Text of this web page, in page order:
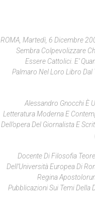
ROMA, Martedì, 6 Dicembre
Sembra Colpevolizzare
Essere Cattolici. E’
Palmaro Nel Loro Libro Dal
Alessandro Gnocchi È
Letteratura Moderna E
Dell’opera Del Giornalista E
Docente Di Filosofia
Dell’Università Europea Di
Regina
Pubblicazioni Sui Temi Della